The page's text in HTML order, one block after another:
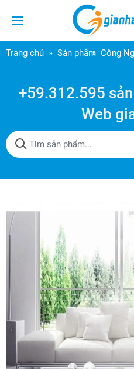
Trang chủ Sản phẩm Công
+59.312.595
Web